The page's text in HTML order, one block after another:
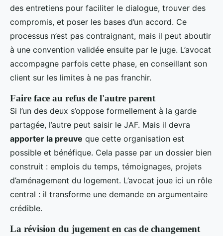
des entretiens pour faciliter le dialogue, trouver des
compromis, et poser les bases d’un accord. Ce
processus n’est pas contraignant, mais il peut aboutir
à une convention validée ensuite par le juge. L’avocat
accompagne parfois cette phase, en conseillant son
client sur les limites à ne pas franchir.
Faire face au refus de l'autre parent
Si l’un des deux s’oppose formellement à la garde
partagée, l’autre peut saisir le JAF. Mais il devra
apporter la preuve que cette organisation est
possible et bénéfique. Cela passe par un dossier bien
construit : emplois du temps, témoignages, projets
d’aménagement du logement. L’avocat joue ici un rôle
central : il transforme une demande en argumentaire
crédible.
La révision du jugement en cas de changement